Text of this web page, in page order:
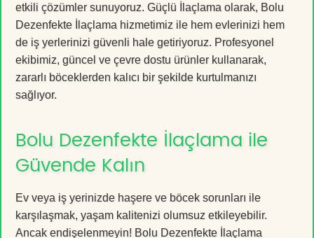
etkili çözümler sunuyoruz. Güçlü İlaçlama olarak, Bolu
Dezenfekte İlaçlama hizmetimiz ile hem evlerinizi hem
de iş yerlerinizi güvenli hale getiriyoruz. Profesyonel
ekibimiz, güncel ve çevre dostu ürünler kullanarak,
zararlı böceklerden kalıcı bir şekilde kurtulmanızı
sağlıyor.
Bolu Dezenfekte İlaçlama ile
Güvende Kalın
Ev veya iş yerinizde haşere ve böcek sorunları ile
karşılaşmak, yaşam kalitenizi olumsuz etkileyebilir.
Ancak endişelenmeyin! Bolu Dezenfekte İlaçlama